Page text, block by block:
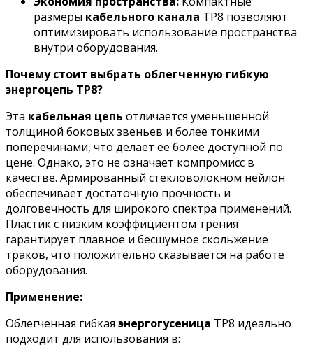
размеры кабельного канала TP8 позволяют
оптимизировать использование пространства
внутри оборудования.
Почему стоит выбрать облегченную гибкую
энергоцепь TP8?
Эта кабельная цепь отличается уменьшенной
толщиной боковых звеньев и более тонкими
поперечинами, что делает ее более доступной по
цене. Однако, это не означает компромисс в
качестве. Армированный стекловолокном нейлон
обеспечивает достаточную прочность и
долговечность для широкого спектра применений.
Пластик с низким коэффициентом трения
гарантирует плавное и бесшумное скольжение
траков, что положительно сказывается на работе
оборудования.
Применение:
Облегченная гибкая энергогусеница TP8 идеально
подходит для использования в: